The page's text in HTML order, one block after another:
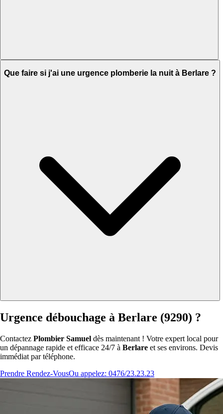
Que faire si j'ai une urgence plomberie la nuit à Berlare ?
Urgence débouchage à Berlare (9290) ?
Contactez Plombier Samuel dès maintenant ! Votre expert local pour
un dépannage rapide et efficace 24/7 à Berlare et ses environs. Devis
immédiat par téléphone.
Prendre Rendez-VousOu appelez: 0476/23.23.23